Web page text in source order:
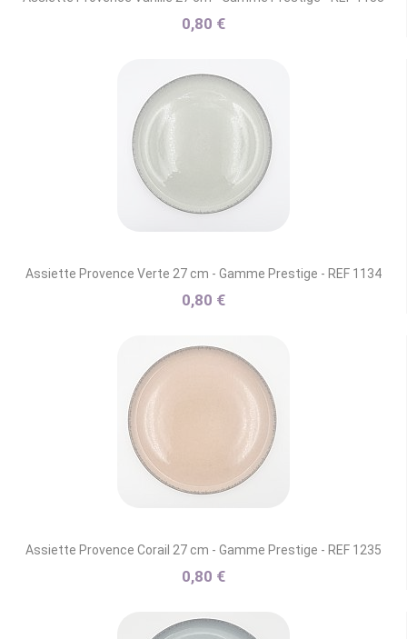
0,80 €
Assiette Provence Verte 27 cm - Gamme Prestige - REF 1134
0,80 €
Assiette Provence Corail 27 cm - Gamme Prestige - REF 1235
0,80 €